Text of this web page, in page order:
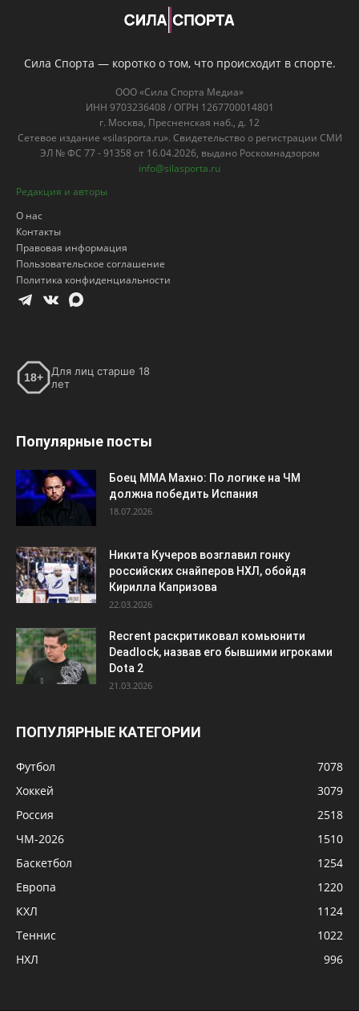
Сила Спорта — коротко о том, что происходит в спорте.
ООО «Сила Спорта Медиа»
ИНН 9703236408 / ОГРН 1267700014801
г. Москва, Пресненская наб., д. 12
Сетевое издание «silasporta.ru». Свидетельство о регистрации СМИ
ЭЛ № ФС 77 - 91358 от 16.04.2026, выдано Роскомнадзором
info@silasporta.ru
Редакция и авторы
О нас
Контакты
Правовая информация
Пользовательское соглашение
Политика конфиденциальности
18+
Для лиц старше 18
лет
Популярные посты
Боец ММА Махно: По логике на ЧМ
должна победить Испания
18.07.2026
Никита Кучеров возглавил гонку
российских снайперов НХЛ, обойдя
Кирилла Капризова
22.03.2026
Recrent раскритиковал комьюнити
Deadlock, назвав его бывшими игроками
Dota 2
21.03.2026
ПОПУЛЯРНЫЕ КАТЕГОРИИ
Футбол
7078
Хоккей
3079
Россия
2518
ЧМ-2026
1510
Баскетбол
1254
Европа
1220
КХЛ
1124
Теннис
1022
НХЛ
996